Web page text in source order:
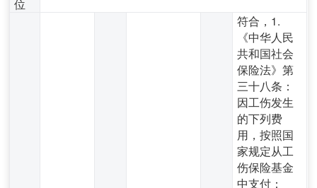
位
符合，1.
《中华人民
共和国社会
保险法》第
三十八条：
因工伤发生
的下列费
用，按照国
家规定从工
伤保险基金
中支付：